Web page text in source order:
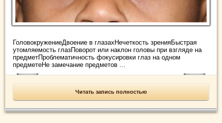
ГоловокружениеДвоение в глазахНечеткость зренияБыстрая
утомляемость глазПоворот или наклон головы при взгляде на
предметПроблематичность фокусировки глаз на одном
предметеНе замечание предметов ...
Читать запись полностью